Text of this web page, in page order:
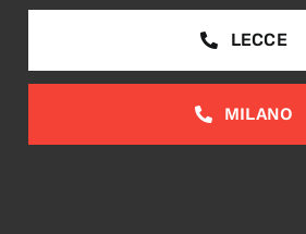
LECCE
MILANO